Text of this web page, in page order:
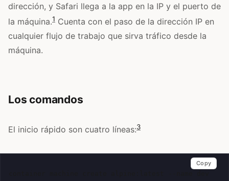
dirección, y Safari llega a la app en la IP y el puerto de
la máquina.1 Cuenta con el paso de la dirección IP en
cualquier flujo de trabajo que sirva tráfico desde la
máquina.
Los comandos
El inicio rápido son cuatro líneas:3
Copy